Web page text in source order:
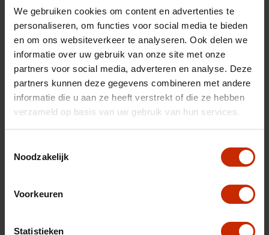
We gebruiken cookies om content en advertenties te
personaliseren, om functies voor social media te bieden
en om ons websiteverkeer te analyseren. Ook delen we
informatie over uw gebruik van onze site met onze
partners voor social media, adverteren en analyse. Deze
partners kunnen deze gegevens combineren met andere
informatie die u aan ze heeft verstrekt of die ze hebben
verzameld op basis van uw gebruik van hun services.
Noodzakelijk
Voorkeuren
Statistieken
Brandstof
Benzine
Gewicht
894 kg
Gemiddeld verbruik
4.4 l/100km
Max trekgewicht
1000 kg
C02 uitstoot
99 g/km
Motorrijtuigen belasting € 92 - 99 per kwartaal
Vermogen